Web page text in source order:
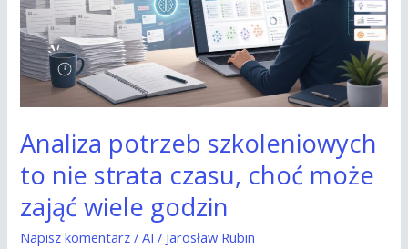
Analiza potrzeb szkoleniowych
to nie strata czasu, choć może
zająć wiele godzin
Napisz komentarz /AI / Jarosław Rubin
nie
strata
czasu,
choć
może
zająć
wiele
godzin